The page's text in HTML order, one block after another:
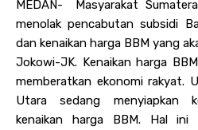
MEDAN- Masyarakat
menolak pencabutan subsidi
dan kenaikan harga BBM yang
Jokowi-JK. Kenaikan harga
memberatkan ekonomi rakyat.
Utara sedang menyiapkan
kenaikan harga BBM. Hal ini